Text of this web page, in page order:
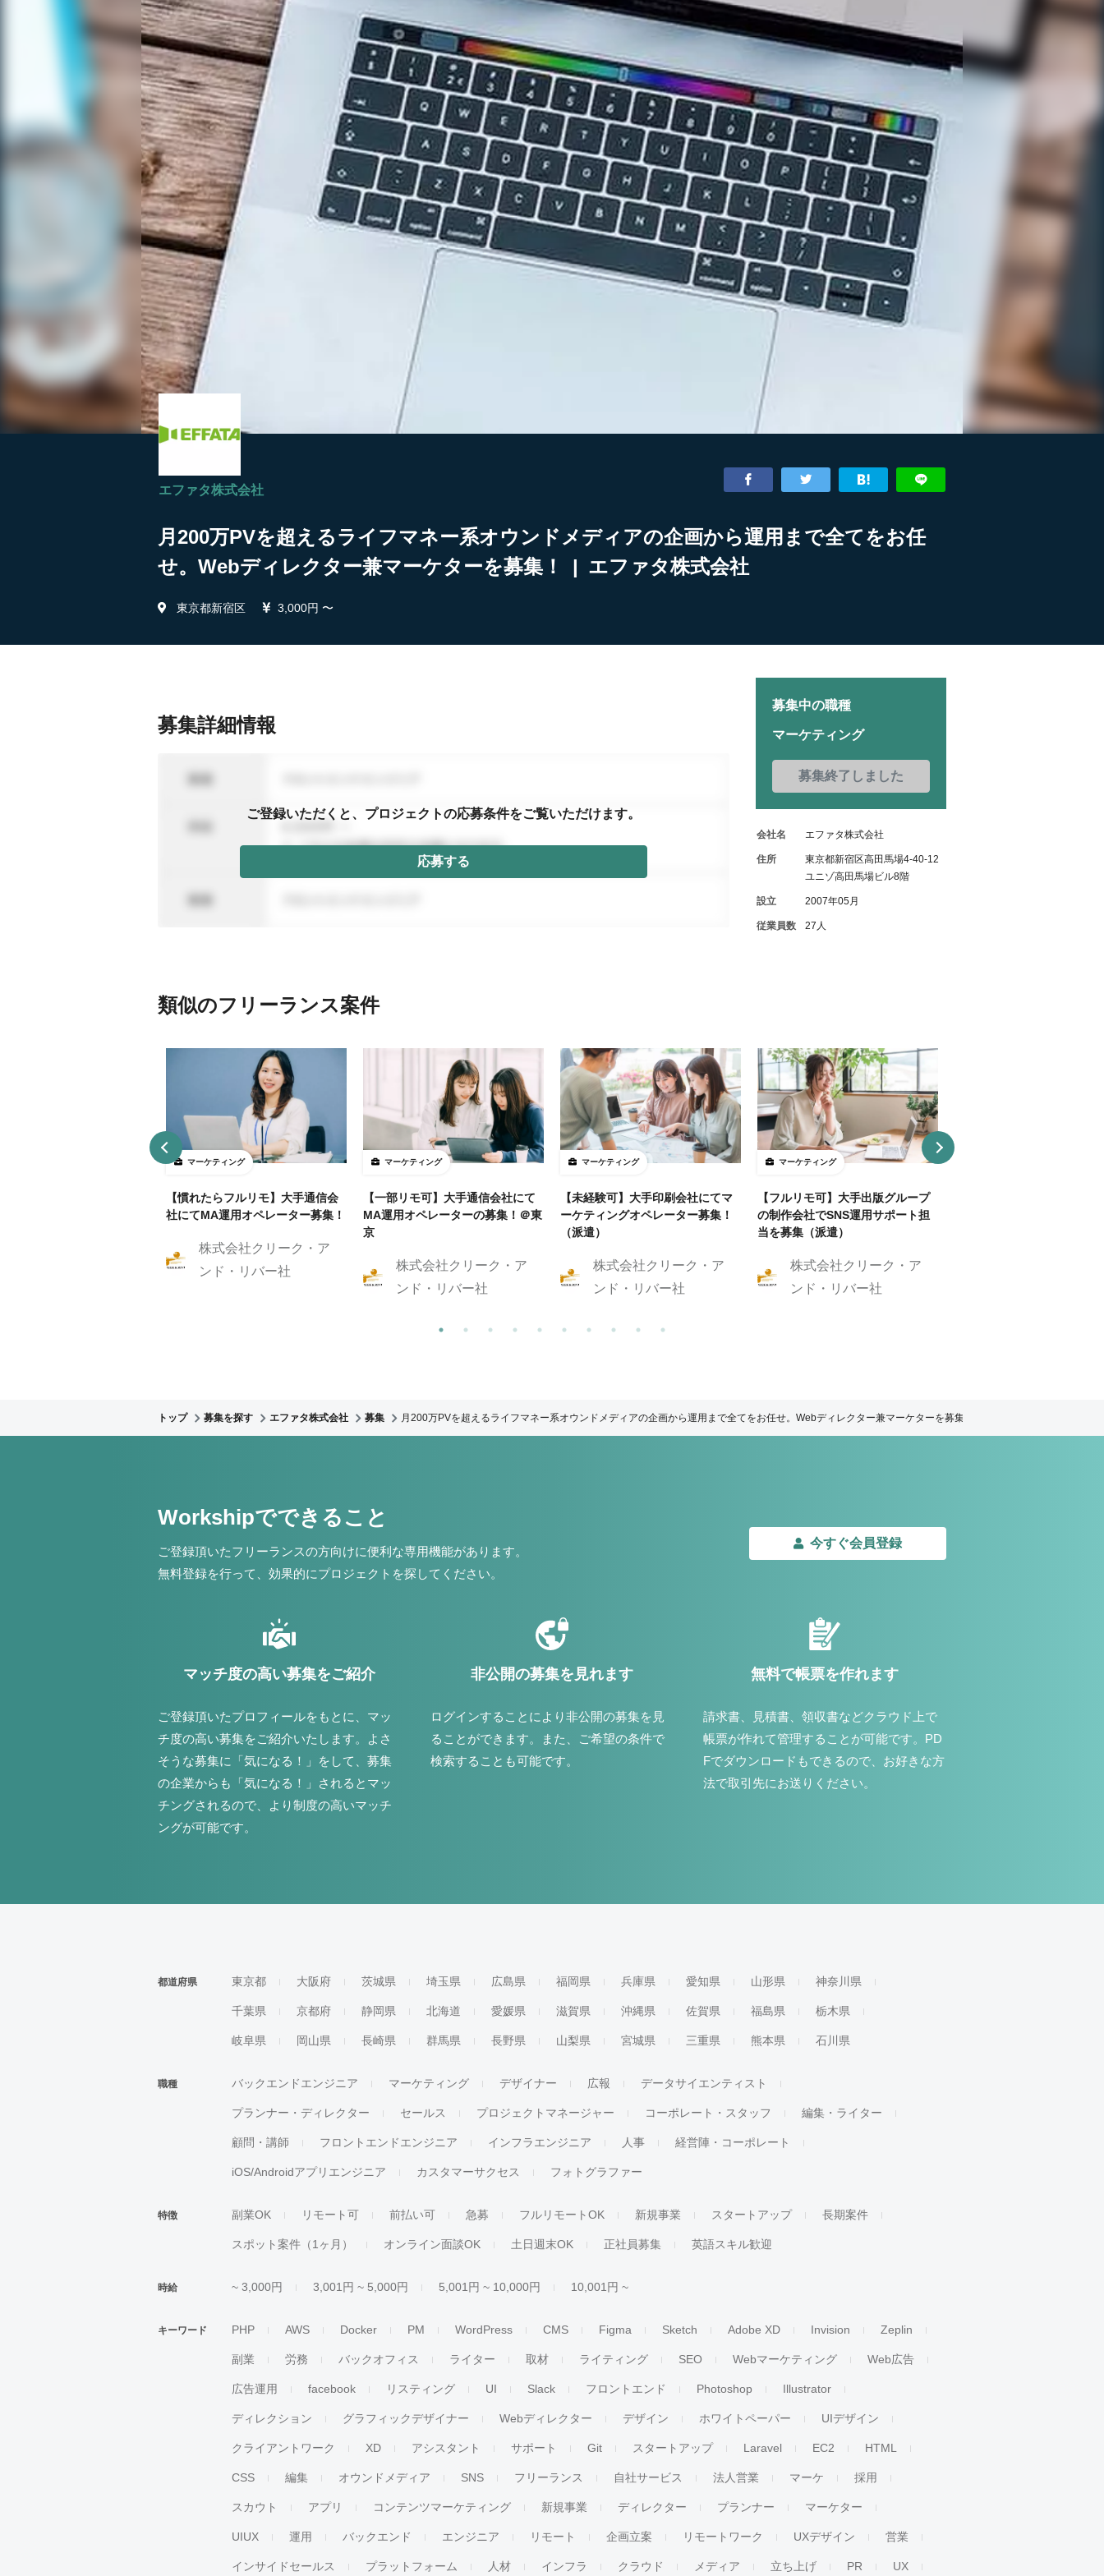
エファタ株式会社
月200万PVを超えるライフマネー系オウンドメディアの企画から運用まで全てをお任
せ。Webディレクター兼マーケターを募集！ | エファタ株式会社
東京都新宿区 3,000円 〜
募集詳細情報
ご登録いただくと、プロジェクトの応募条件をご覧いただけます。
応募する
募集中の職種
マーケティング
募集終了しました
会社名 エファタ株式会社
住所
東京都新宿区高田馬場4-40-12
ユニゾ高田馬場ビル8階
設立 2007年05月
従業員数 27人
類似のフリーランス案件
マーケティング
【慣れたらフルリモ】大手通信会
社にてMA運用オペレーター募集！
株式会社クリーク・ア
ンド・リバー社
マーケティング
【一部リモ可】大手通信会社にて
MA運用オペレーターの募集！＠東
京
株式会社クリーク・ア
ンド・リバー社
マーケティング
【未経験可】大手印刷会社にてマ
ーケティングオペレーター募集！
（派遣）
株式会社クリーク・ア
ンド・リバー社
マーケティング
【フルリモ可】大手出版グループ
の制作会社でSNS運用サポート担
当を募集（派遣）
株式会社クリーク・ア
ンド・リバー社
トップ 募集を探す エファタ株式会社 募集 月200万PVを超えるライフマネー系オウンドメディアの企画から運用まで全てをお任せ。Webディレクター兼マーケターを募集！
Workshipでできること
ご登録頂いたフリーランスの方向けに便利な専用機能があります。
無料登録を行って、効果的にプロジェクトを探してください。
今すぐ会員登録
マッチ度の高い募集をご紹介
ご登録頂いたプロフィールをもとに、マッ
チ度の高い募集をご紹介いたします。よさ
そうな募集に「気になる！」をして、募集
の企業からも「気になる！」されるとマッ
チングされるので、より制度の高いマッチ
ングが可能です。
非公開の募集を見れます
ログインすることにより非公開の募集を見
ることができます。また、ご希望の条件で
検索することも可能です。
無料で帳票を作れます
請求書、見積書、領収書などクラウド上で
帳票が作れて管理することが可能です。PD
Fでダウンロードもできるので、お好きな方
法で取引先にお送りください。
都道府県 東京都 大阪府 茨城県 埼玉県 広島県 福岡県 兵庫県 愛知県 山形県 神奈川県
千葉県 京都府 静岡県 北海道 愛媛県 滋賀県 沖縄県 佐賀県 福島県 栃木県
岐阜県 岡山県 長崎県 群馬県 長野県 山梨県 宮城県 三重県 熊本県 石川県
職種 バックエンドエンジニア マーケティング デザイナー 広報 データサイエンティスト
プランナー・ディレクター セールス プロジェクトマネージャー コーポレート・スタッフ 編集・ライター
顧問・講師 フロントエンドエンジニア インフラエンジニア 人事 経営陣・コーポレート
iOS/Androidアプリエンジニア カスタマーサクセス フォトグラファー
特徴 副業OK リモート可 前払い可 急募 フルリモートOK 新規事業 スタートアップ 長期案件
スポット案件（1ヶ月） オンライン面談OK 土日週末OK 正社員募集 英語スキル歓迎
時給 ~ 3,000円 3,001円 ~ 5,000円 5,001円 ~ 10,000円 10,001円 ~
キーワード PHP AWS Docker PM WordPress CMS Figma Sketch Adobe XD Invision Zeplin
副業 労務 バックオフィス ライター 取材 ライティング SEO Webマーケティング Web広告
広告運用 facebook リスティング UI Slack フロントエンド Photoshop Illustrator
ディレクション グラフィックデザイナー Webディレクター デザイン ホワイトペーパー UIデザイン
クライアントワーク XD アシスタント サポート Git スタートアップ Laravel EC2 HTML
CSS 編集 オウンドメディア SNS フリーランス 自社サービス 法人営業 マーケ 採用
スカウト アプリ コンテンツマーケティング 新規事業 ディレクター プランナー マーケター
UIUX 運用 バックエンド エンジニア リモート 企画立案 リモートワーク UXデザイン 営業
インサイドセールス プラットフォーム 人材 インフラ クラウド メディア 立ち上げ PR UX